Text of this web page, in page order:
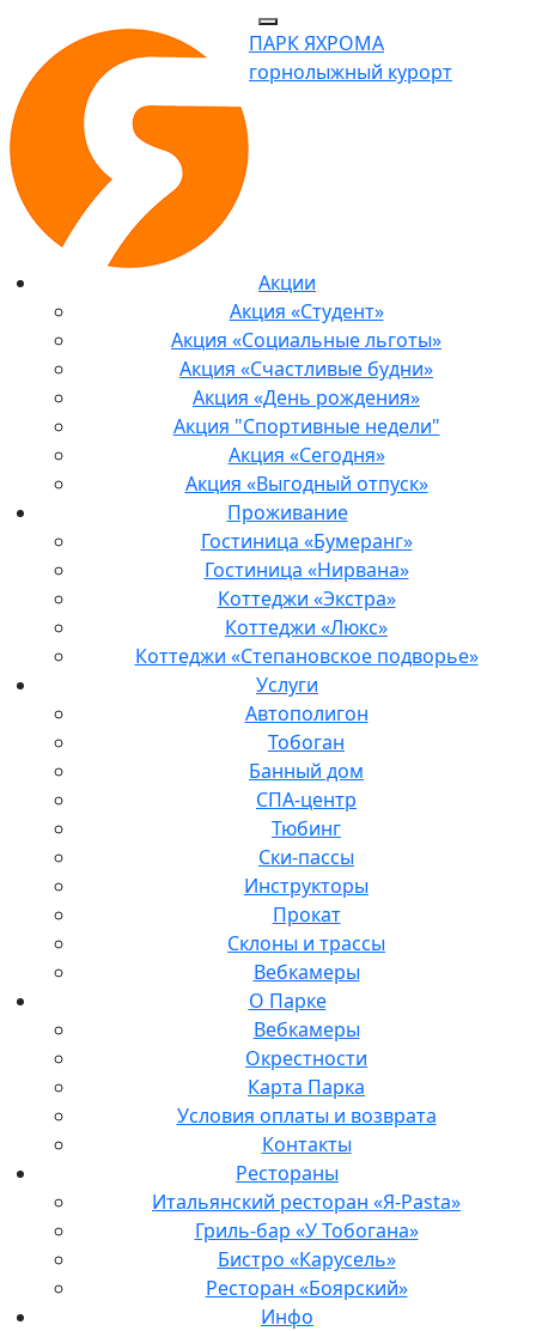
ПАРК ЯХРОМА
горнолыжный курорт
Акции
Акция «Студент»
Акция «Социальные льготы»
Акция «Счастливые будни»
Акция «День рождения»
Акция "Спортивные недели"
Акция «Сегодня»
Акция «Выгодный отпуск»
Проживание
Гостиница «Бумеранг»
Гостиница «Нирвана»
Коттеджи «Экстра»
Коттеджи «Люкс»
Коттеджи «Степановское подворье»
Услуги
Автополигон
Тобоган
Банный дом
СПА-центр
Тюбинг
Ски-пассы
Инструкторы
Прокат
Склоны и трассы
Вебкамеры
О Парке
Вебкамеры
Окрестности
Карта Парка
Условия оплаты и возврата
Контакты
Рестораны
Итальянский ресторан «Я-Pasta»
Гриль-бар «У Тобогана»
Бистро «Карусель»
Ресторан «Боярский»
Инфо